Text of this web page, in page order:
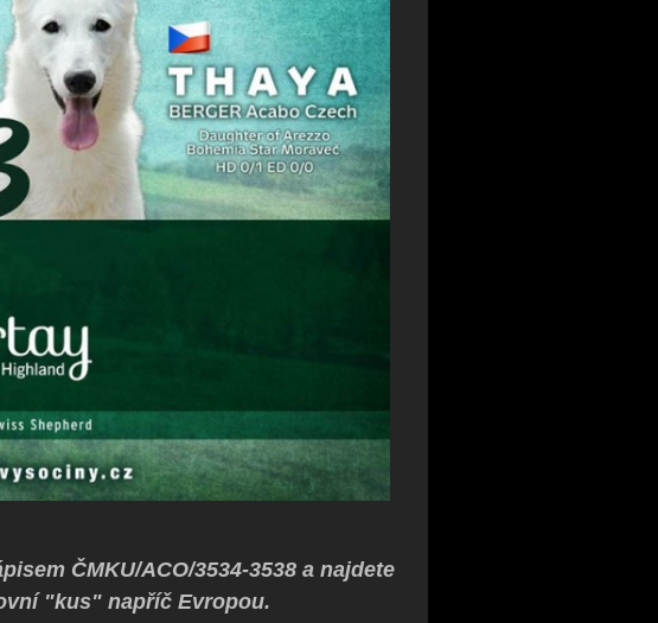
ČMKU/ACO/3534-3538 a najdete
"kus" napříč Evropou.